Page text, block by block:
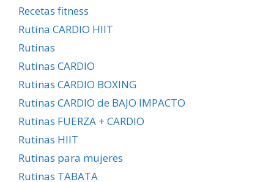
Recetas fitness
Rutina CARDIO HIIT
Rutinas
Rutinas CARDIO
Rutinas CARDIO BOXING
Rutinas CARDIO de BAJO IMPACTO
Rutinas FUERZA + CARDIO
Rutinas HIIT
Rutinas para mujeres
Rutinas TABATA